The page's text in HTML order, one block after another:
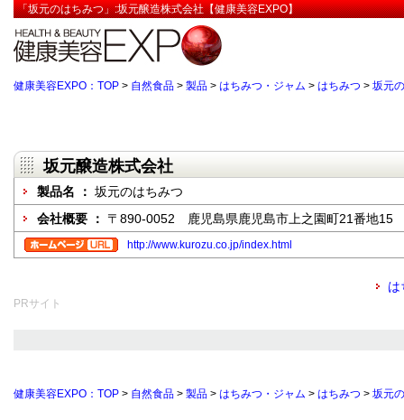
「坂元のはちみつ」:坂元醸造株式会社【健康美容EXPO】
健康美容EXPO：TOP > 自然食品 > 製品 > はちみつ・ジャム > はちみつ > 坂元
坂元醸造株式会社
製品名 ： 坂元のはちみつ
会社概要 ： 〒890-0052 鹿児島県鹿児島市上之園町21番地15
http://www.kurozu.co.jp/index.html
は
PRサイト
健康美容EXPO：TOP > 自然食品 > 製品 > はちみつ・ジャム > はちみつ > 坂元